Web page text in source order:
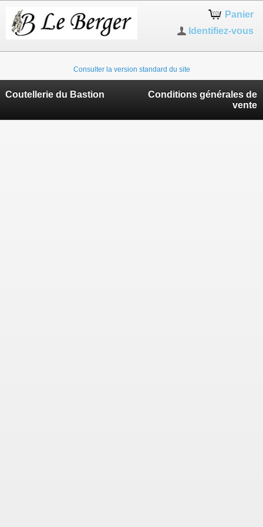
Panier
Identifiez-vous
Consulter la version standard du site
Coutellerie du Bastion
Conditions générales de
vente